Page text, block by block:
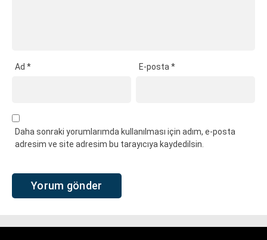
Ad * E-posta*
Daha sonraki yorumlarımda kullanılması için adım, e-posta
adresim ve site adresim bu tarayıcıya kaydedilsin.